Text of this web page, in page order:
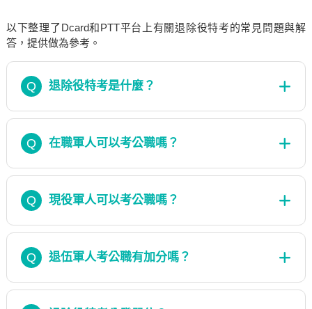
以下整理了Dcard和PTT平台上有關退除役特考的常見問題與解
答，提供做為參考。
Q 退除役特考是什麼？
Q 在職軍人可以考公職嗎？
Q 現役軍人可以考公職嗎？
Q 退伍軍人考公職有加分嗎？